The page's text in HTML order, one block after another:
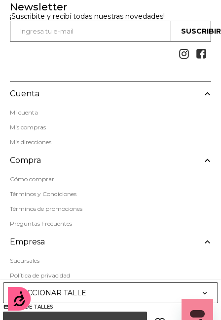
Accesibilidad
SELECCIONAR TALLE
GUÍA DE TALLES
Newsletter
¡Suscribite y recibí todas nuestras novedades!
 
Cuenta
Mi cuenta
Mis compras
Mis direcciones
Compra
Cómo comprar
Términos y Condiciones
Términos de promociones
Preguntas Frecuentes
Empresa
Sucursales
Política de privacidad
Mapa del sitio